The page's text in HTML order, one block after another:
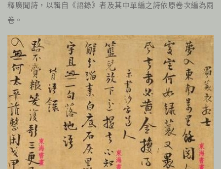
釋廣聞詩，以輯自《語錄》者及其中單編之詩依原卷次編為兩
卷。